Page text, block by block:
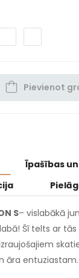
Pievienot
Īpašības
S– vislabākā
Šī telts ar
āra entuziastam.